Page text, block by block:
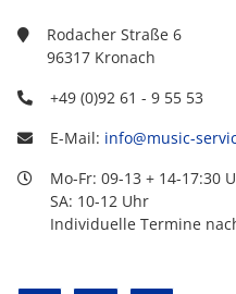
Rodacher Straße 6
96317 Kronach
+49 (0)92 61 - 9 55 53
E-Mail: info@music-
Mo-Fr: 09-13 + 14-17:30
SA: 10-12 Uhr
Individuelle Termine